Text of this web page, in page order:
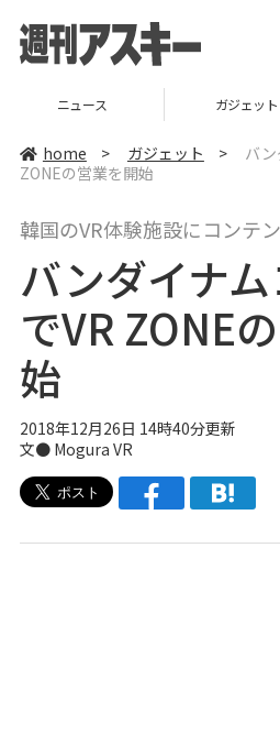
ニュース ガジェット
home > ガジェット >
バ
ZONEの営業を開始
韓国のVR体験施設にコンテ
バンダイナ
でVR ZONE
始
2018年12月26日 14時40分更新
文● Mogura VR